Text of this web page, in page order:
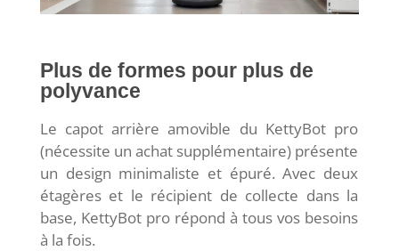
Plus de formes pour plus de
polyvance
Le capot arrière amovible du KettyBot pro
(nécessite un achat supplémentaire) présente
un design minimaliste et épuré. Avec deux
étagères et le récipient de collecte dans la
base, KettyBot pro répond à tous vos besoins
à la fois.